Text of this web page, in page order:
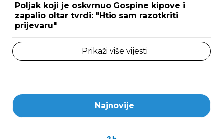
Poljak koji je oskvrnuo Gospine kipove i
zapalio oltar tvrdi: "Htio sam razotkriti
prijevaru"
Prikaži više vijesti
Najnovije